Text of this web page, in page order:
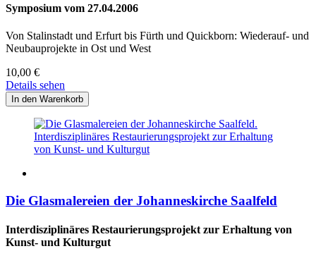
Symposium vom 27.04.2006
Von Stalinstadt und Erfurt bis Fürth und Quickborn: Wiederauf- und
Neubauprojekte in Ost und West
10,00 €
Details sehen
Die Glasmalereien der Johanneskirche Saalfeld
Interdisziplinäres Restaurierungsprojekt zur Erhaltung von
Kunst- und Kulturgut